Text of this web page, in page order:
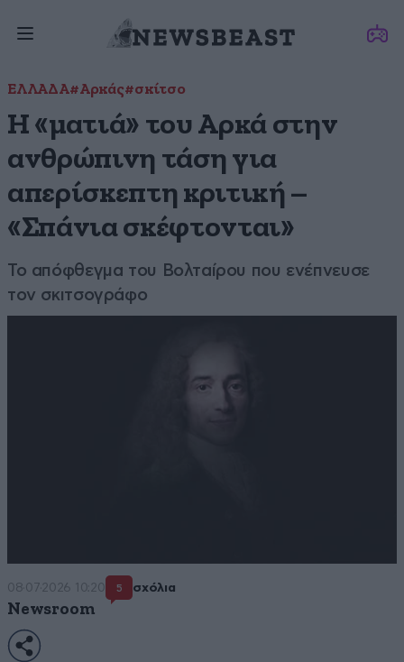
ΕΛΛΑΔΑ#Αρκάς#σκίτσο
Η «ματιά» του Αρκά στην
ανθρώπινη τάση για
απερίσκεπτη κριτική –
«Σπάνια σκέφτονται»
Το απόφθεγμα του Βολταίρου που ενέπνευσε
τον σκιτσογράφο
08·07·2026 10:20 5 σχόλια
Newsroom